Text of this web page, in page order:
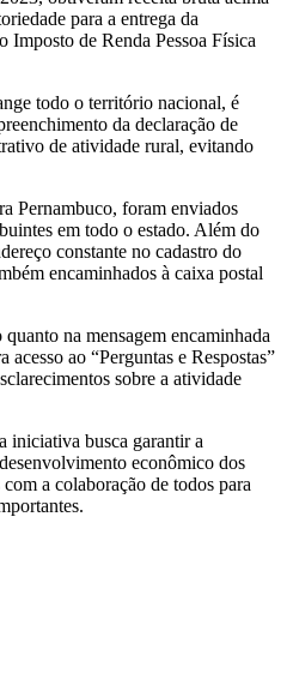
para a entrega da
Imposto de Renda Pessoa Física
todo o território nacional, é
da declaração de
de atividade rural, evitando
Pernambuco, foram enviados
em todo o estado. Além do
constante no cadastro do
encaminhados à caixa postal
na mensagem encaminhada
ao “Perguntas e Respostas”
sobre a atividade
iniciativa busca garantir a
econômico dos
a colaboração de todos para